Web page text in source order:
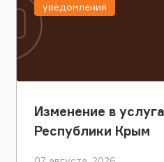
Изменение в
Республики Крым
уведомления